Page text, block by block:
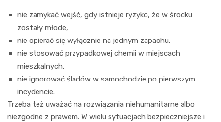
nie zamykać wejść, gdy istnieje ryzyko, że w środku
zostały młode,
nie opierać się wyłącznie na jednym zapachu,
nie stosować przypadkowej chemii w miejscach
mieszkalnych,
nie ignorować śladów w samochodzie po pierwszym
incydencie.
Trzeba też uważać na rozwiązania niehumanitarne albo
niezgodne z prawem. W wielu sytuacjach bezpieczniejsze i